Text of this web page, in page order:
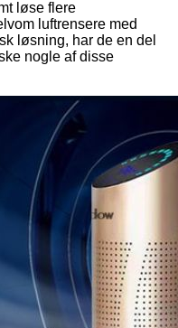
løse flere
luftrensere med
løsning, har de en del
nogle af disse